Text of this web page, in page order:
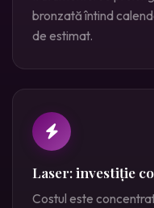
bronzată întind
de estimat.
Laser: investiție
Costul este